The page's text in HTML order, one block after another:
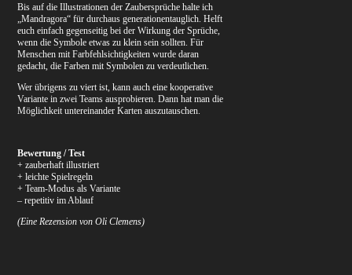
Bis auf die Illustrationen der Zaubersprüche halte ich
„Mandragora“ für durchaus generationentauglich. Helft
euch einfach gegenseitig bei der Wirkung der Sprüche,
wenn die Symbole etwas zu klein sein sollten. Für
Menschen mit Farbfehlsichtigkeiten wurde daran
gedacht, die Farben mit Symbolen zu verdeutlichen.
Wer übrigens zu viert ist, kann auch eine kooperative
Variante in zwei Teams ausprobieren. Dann hat man die
Möglichkeit untereinander Karten auszutauschen.
Bewertung / Test
+ zauberhaft illustriert
+ leichte Spielregeln
+ Team-Modus als Variante
– repetitiv im Ablauf
(Eine Rezension von Oli Clemens)